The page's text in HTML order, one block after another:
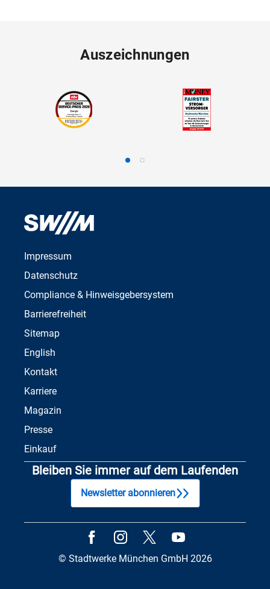
Auszeichnungen
Impressum
Datenschutz
Compliance & Hinweisgebersystem
Barrierefreiheit
Sitemap
English
Kontakt
Karriere
Magazin
Presse
Einkauf